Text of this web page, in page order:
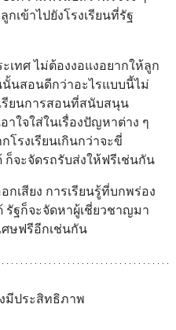
เข้าไปยังโรงเรียนที่รัฐ
เทศ ไม่ต้องงอแงอยากให้ลูก
นั้นสอนดีกว่าอะไรแบบนี้ไม่
รียนการสอนที่สนับสนุน
าใจใส่ในเรื่องปัญหาต่าง ๆ
โรงเรียนเกินกว่าจะขี่
ก็จะจัดรถรับส่งให้ฟรีเช่นกัน
เสียง การเรียนรู้ที่บกพร่อง
รัฐก็จะจัดหาผู้เชี่ยวชาญมา
ศษฟรีอีกเช่นกัน
มีประสิทธิภาพ